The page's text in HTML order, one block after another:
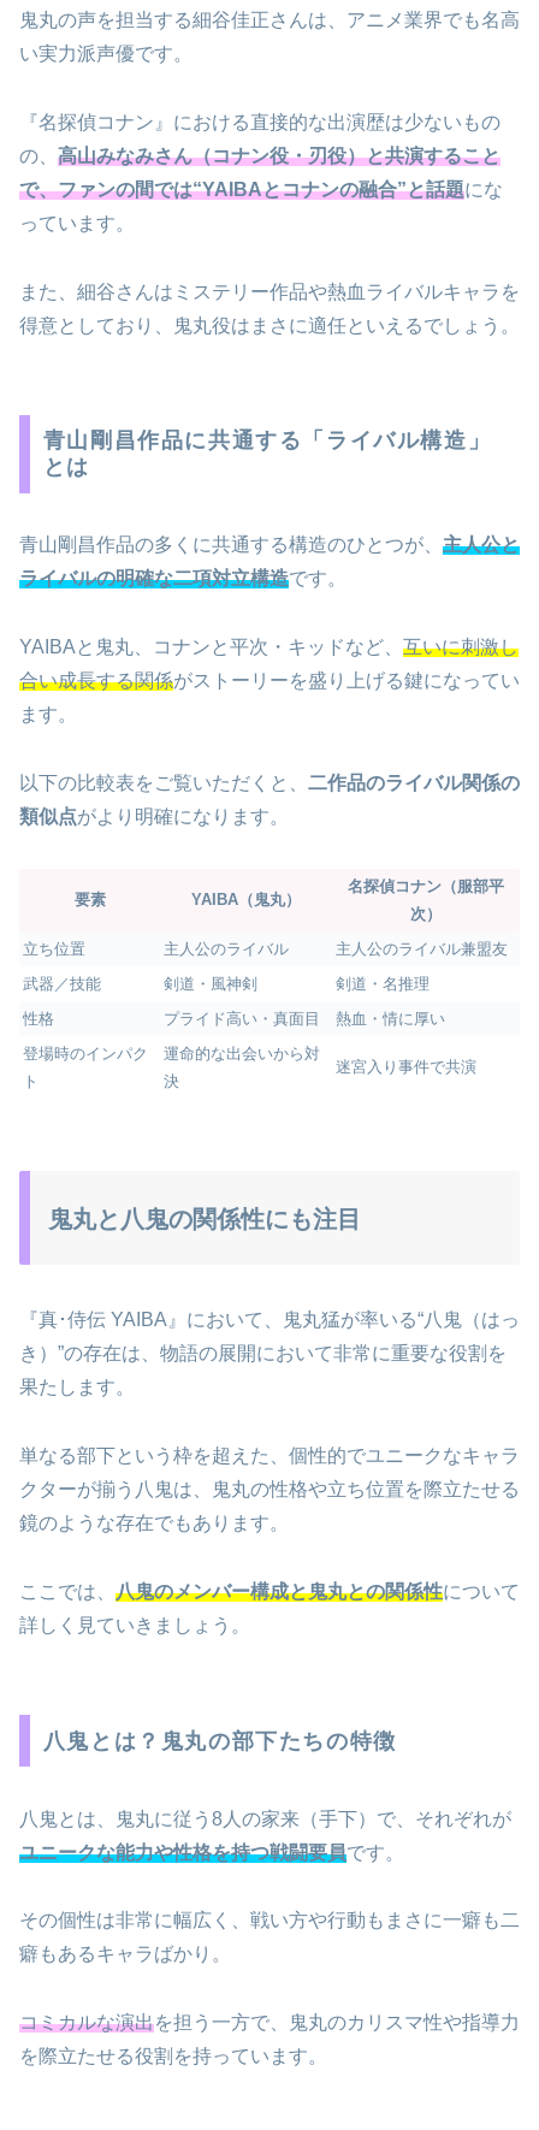
鬼丸の声を担当する細谷佳正さんは、アニメ業界でも名高
い実力派声優です。
『名探偵コナン』における直接的な出演歴は少ないもの
の、 高山みなみさん（コナン役・刃役）と共演すること
で、ファンの間では“YAIBAとコナンの融合”と話題にな
っています。
また、細谷さんはミステリー作品や熱血ライバルキャラを
得意としており、鬼丸役はまさに適任といえるでしょう。
青山剛昌作品に共通する「ライバル構造」
とは
青山剛昌作品の多くに共通する構造のひとつが、 主人公と
ライバルの明確な二項対立構造です。
YAIBAと鬼丸、コナンと平次・キッドなど、 互いに刺激し
合い成長する関係がストーリーを盛り上げる鍵になってい
ます。
以下の比較表をご覧いただくと、 二作品のライバル関係の
類似点がより明確になります。
要素 YAIBA（鬼丸）
名探偵コナン（服部平
次）
立ち位置
主人公のライバル
主人公のライバル兼盟友
武器／技能
剣道・風神剣
剣道・名推理
性格
プライド高い・真面目
熱血・情に厚い
登場時のインパク
ト
運命的な出会いから対
決
迷宮入り事件で共演
鬼丸と八鬼の関係性にも注目
『真･侍伝 YAIBA』において、鬼丸猛が率いる“八鬼（はっ
き）”の存在は、物語の展開において非常に重要な役割を
果たします。
単なる部下という枠を超えた、個性的でユニークなキャラ
クターが揃う八鬼は、鬼丸の性格や立ち位置を際立たせる
鏡のような存在でもあります。
ここでは、 八鬼のメンバー構成と鬼丸との関係性について
詳しく見ていきましょう。
八鬼とは？鬼丸の部下たちの特徴
八鬼とは、鬼丸に従う8人の家来（手下）で、それぞれが
ユニークな能力や性格を持つ戦闘要員です。
その個性は非常に幅広く、戦い方や行動もまさに一癖も二
癖もあるキャラばかり。
コミカルな演出を担う一方で、鬼丸のカリスマ性や指導力
を際立たせる役割を持っています。